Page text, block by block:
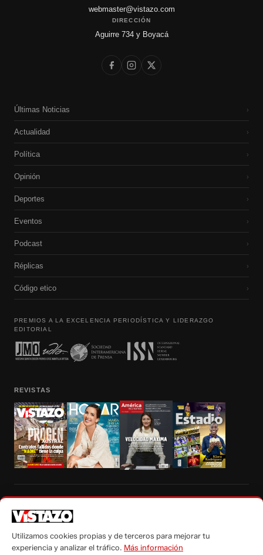
webmaster@vistazo.com
DIRECCIÓN
Aguirre 734 y Boyacá
Últimas Noticias ›
Actualidad ›
Política ›
Opinión ›
Deportes ›
Eventos ›
Podcast ›
Réplicas ›
Código etico ›
PREMIOS A LA EXCELENCIA PERIODÍSTICA Y LIDERAZGO
EDITORIAL
REVISTAS
autorización escrita de su titular, de todos los contenidos de Vistazo.com.
Utilizamos cookies propias y de terceros para mejorar tu
experiencia y analizar el tráfico. Más información